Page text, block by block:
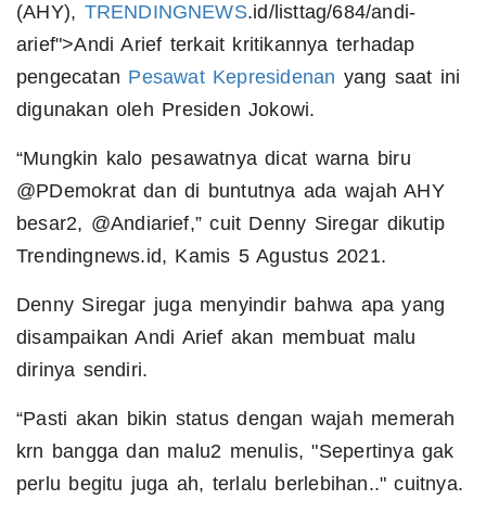
(AHY), TRENDINGNEWS.id/listtag/684/andi-
arief">Andi Arief terkait kritikannya terhadap
pengecatan Pesawat Kepresidenan yang saat ini
digunakan oleh Presiden Jokowi.
“Mungkin kalo pesawatnya dicat warna biru
@PDemokrat dan di buntutnya ada wajah AHY
besar2, @Andiarief,” cuit Denny Siregar dikutip
Trendingnews.id, Kamis 5 Agustus 2021.
Denny Siregar juga menyindir bahwa apa yang
disampaikan Andi Arief akan membuat malu
dirinya sendiri.
“Pasti akan bikin status dengan wajah memerah
krn bangga dan malu2 menulis, "Sepertinya gak
perlu begitu juga ah, terlalu berlebihan.." cuitnya.